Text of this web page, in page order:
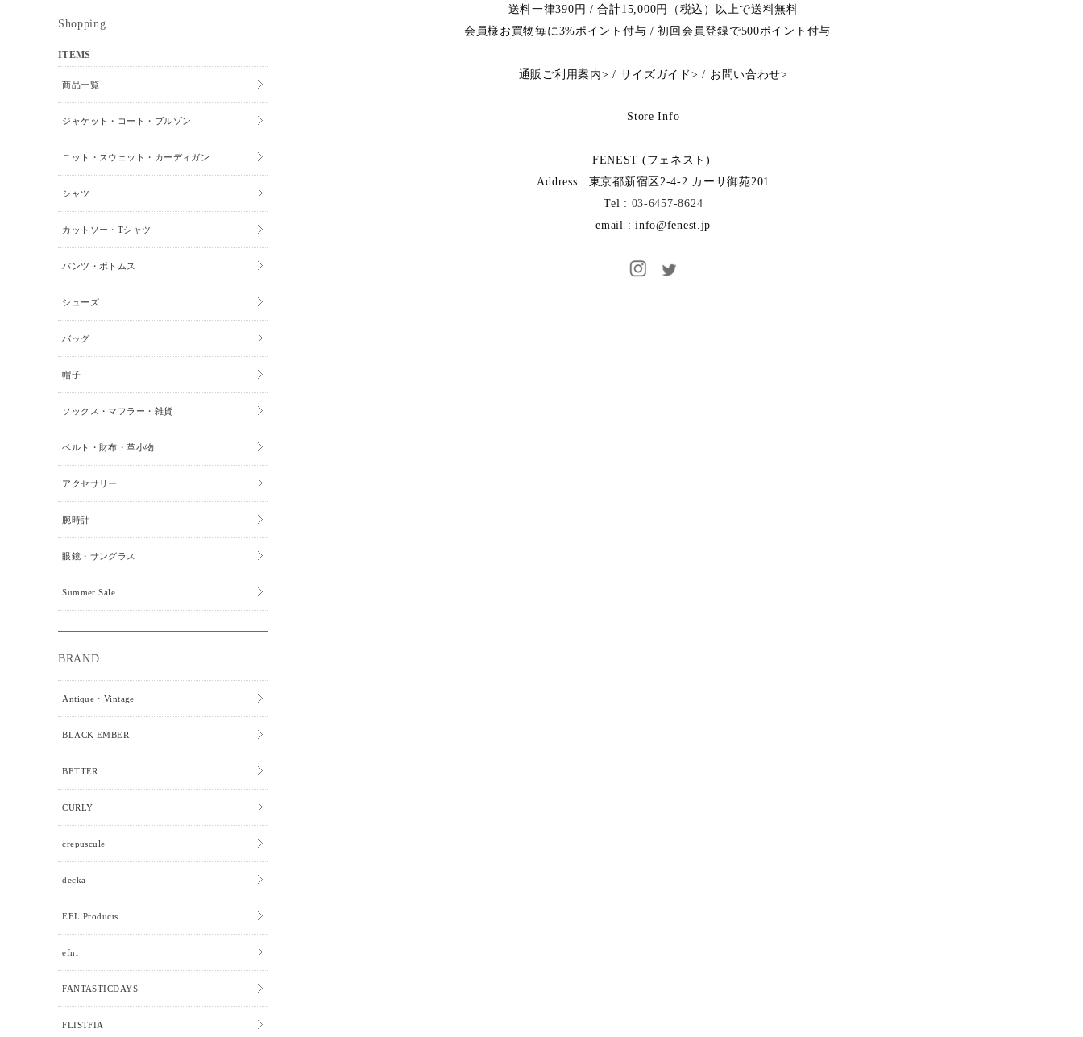
送料一律390円 / 合計15,000円（税込）以上で送料無料
会員様お買物毎に3%ポイント付与 / 初回会員登録で500ポイント付与
通販ご利用案内> / サイズガイド> / お問い合わせ>
Store Info
FENEST (フェネスト)
Address : 東京都新宿区2-4-2 カーサ御苑201
Tel : 03-6457-8624
email : info@fenest.jp
Shopping
ITEMS
商品一覧
ジャケット・コート・ブルゾン
ニット・スウェット・カーディガン
シャツ
カットソー・Tシャツ
パンツ・ボトムス
シューズ
バッグ
帽子
ソックス・マフラー・雑貨
ベルト・財布・革小物
アクセサリー
腕時計
眼鏡・サングラス
Summer Sale
BRAND
Antique・Vintage
BLACK EMBER
BETTER
CURLY
crepuscule
decka
EEL Products
efni
FANTASTICDAYS
FLISTFIA